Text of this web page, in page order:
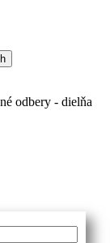
odbery - dielňa